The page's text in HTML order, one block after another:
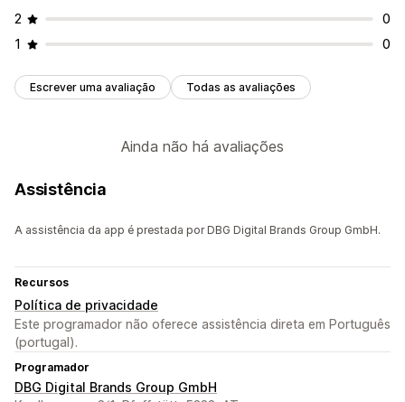
2
0
1
0
Escrever uma avaliação Todas as avaliações
Ainda não há avaliações
Assistência
A assistência da app é prestada por DBG Digital Brands Group GmbH.
Recursos
Política de privacidade
Este programador não oferece assistência direta em Português
(portugal).
Programador
DBG Digital Brands Group GmbH